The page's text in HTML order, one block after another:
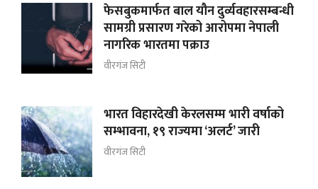
फेसबुकमार्फत बाल यौन दुर्व्यवहारसम्बन्धी
सामग्री प्रसारण गरेको आरोपमा नेपाली
नागरिक भारतमा पक्राउ
वीरगंज सिटी
भारत विहारदेखी केरलसम्म भारी वर्षाको
सम्भावना, १९ राज्यमा ‘अलर्ट’ जारी
वीरगंज सिटी